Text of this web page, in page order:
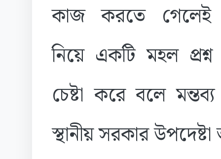
কাজ করতে গেলেই
নিয়ে একটি মহল
চেষ্টা করে বলে
স্থানীয় সরকার